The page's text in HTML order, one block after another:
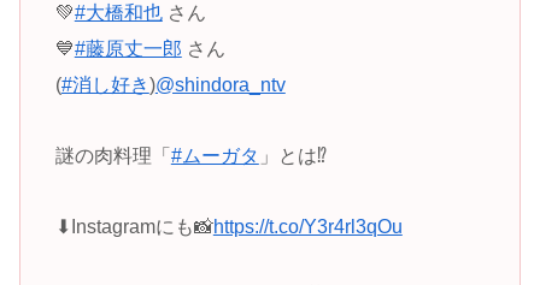
💚#大橋和也さん
💙#藤原丈一郎 さん
(#消し好き)@shindora_ntv
謎の肉料理「 #ムーガタ 」とは⁉️
⬇︎Instagramにも📸https://t.co/Y3r4rl3qOu